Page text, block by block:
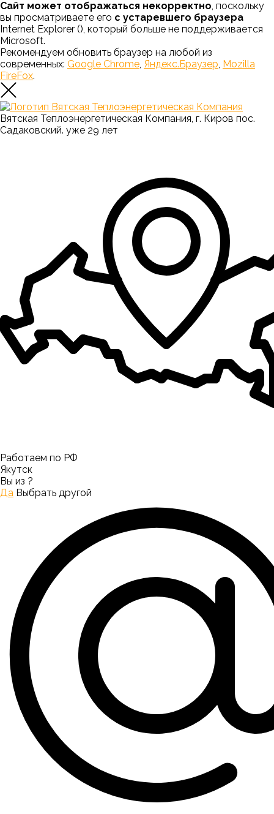
Сайт может отображаться некорректно, поскольку
вы просматриваете его с устаревшего браузера
Internet Explorer (), который больше не поддерживается
Microsoft.
Рекомендуем обновить браузер на любой из
современных: Google Chrome, Яндекс.Браузер, Mozilla
FireFox.
Вятская Теплоэнергетическая Компания, г. Киров пос.
Садаковский. уже 29 лет
Работаем по РФ
Якутск
Вы из ?
Да Выбрать другой